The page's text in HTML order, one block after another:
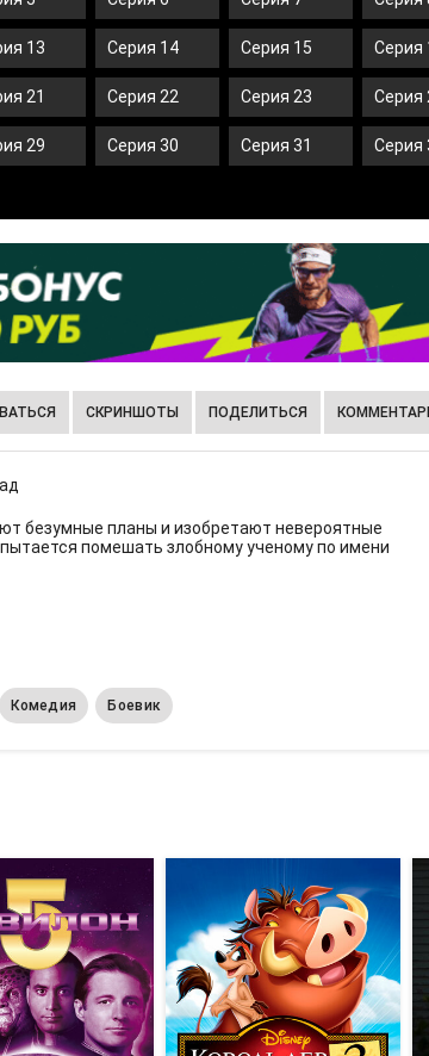
13 Серия 14 Серия 15 Серия
21 Серия 22 Серия 23 Серия
29 Серия 30 Серия 31 Серия
СКРИНШОТЫ ПОДЕЛИТЬСЯ
безумные планы и изобретают невероятные
помешать злобному ученому по имени
Комедия Боевик